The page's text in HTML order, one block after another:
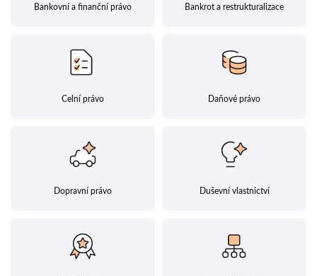
Bankovní a finanční právo Bankrot a restrukturalizace
Celní právo Daňové právo
Dopravní právo Duševní vlastnictví